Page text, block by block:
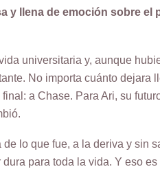
y llena de emoción sobre el
universitaria y, aunque
No importa cuánto dejara
a Chase. Para Ari, su
lo que fue, a la deriva y sin
para toda la vida. Y eso